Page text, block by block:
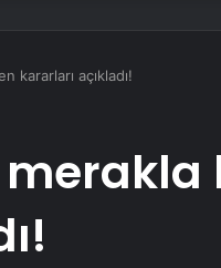
kararları açıkladı!